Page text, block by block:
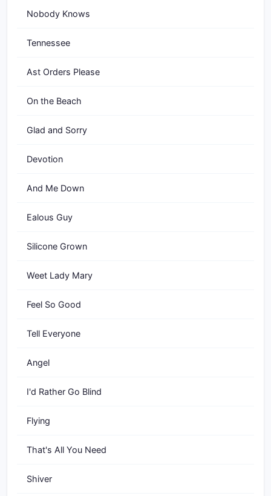
Nobody Knows
Tennessee
Ast Orders Please
On the Beach
Glad and Sorry
Devotion
And Me Down
Ealous Guy
Silicone Grown
Weet Lady Mary
Feel So Good
Tell Everyone
Angel
I'd Rather Go Blind
Flying
That's All You Need
Shiver